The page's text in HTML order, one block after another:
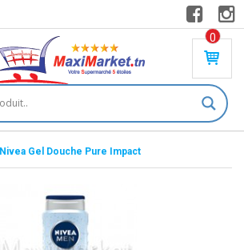
0
PR
DU
IT(
S)
Nivea Gel Douche Pure Impact